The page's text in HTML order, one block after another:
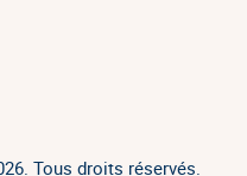
Tous droits réservés.